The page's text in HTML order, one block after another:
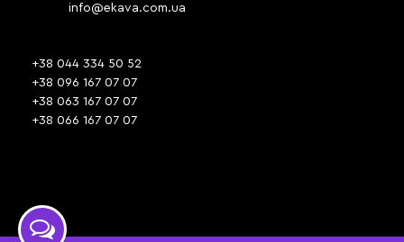
info@ekava.com.ua
+38 044 334 50 52
+38 096 167 07 07
+38 063 167 07 07
+38 066 167 07 07